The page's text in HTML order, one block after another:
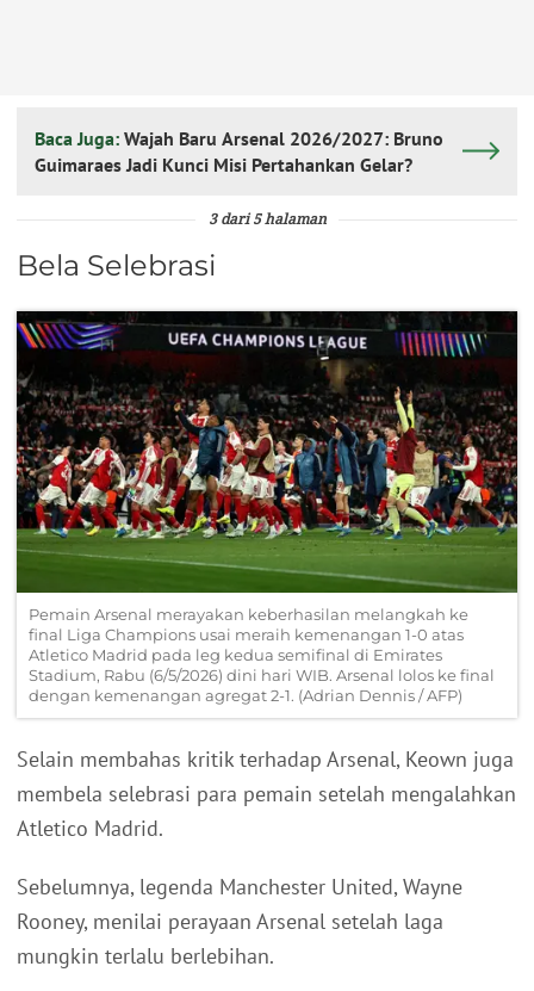
Baca Juga: Wajah Baru Arsenal 2026/2027: Bruno
Guimaraes Jadi Kunci Misi Pertahankan Gelar?
3 dari 5 halaman
Bela Selebrasi
Pemain Arsenal merayakan keberhasilan melangkah ke
final Liga Champions usai meraih kemenangan 1-0 atas
Atletico Madrid pada leg kedua semifinal di Emirates
Stadium, Rabu (6/5/2026) dini hari WIB. Arsenal lolos ke final
dengan kemenangan agregat 2-1. (Adrian Dennis / AFP)
Selain membahas kritik terhadap Arsenal, Keown juga
membela selebrasi para pemain setelah mengalahkan
Atletico Madrid.
Sebelumnya, legenda Manchester United, Wayne
Rooney, menilai perayaan Arsenal setelah laga
mungkin terlalu berlebihan.